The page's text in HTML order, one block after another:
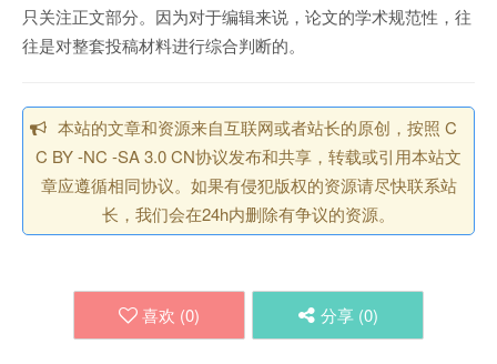
只关注正文部分。因为对于编辑来说，论文的学术规范性，往
往是对整套投稿材料进行综合判断的。
本站的文章和资源来自互联网或者站长的原创，按照 C
C BY -NC -SA 3.0 CN协议发布和共享，转载或引用本站文
章应遵循相同协议。如果有侵犯版权的资源请尽快联系站
长，我们会在24h内删除有争议的资源。
喜欢 (0) 分享 (0)